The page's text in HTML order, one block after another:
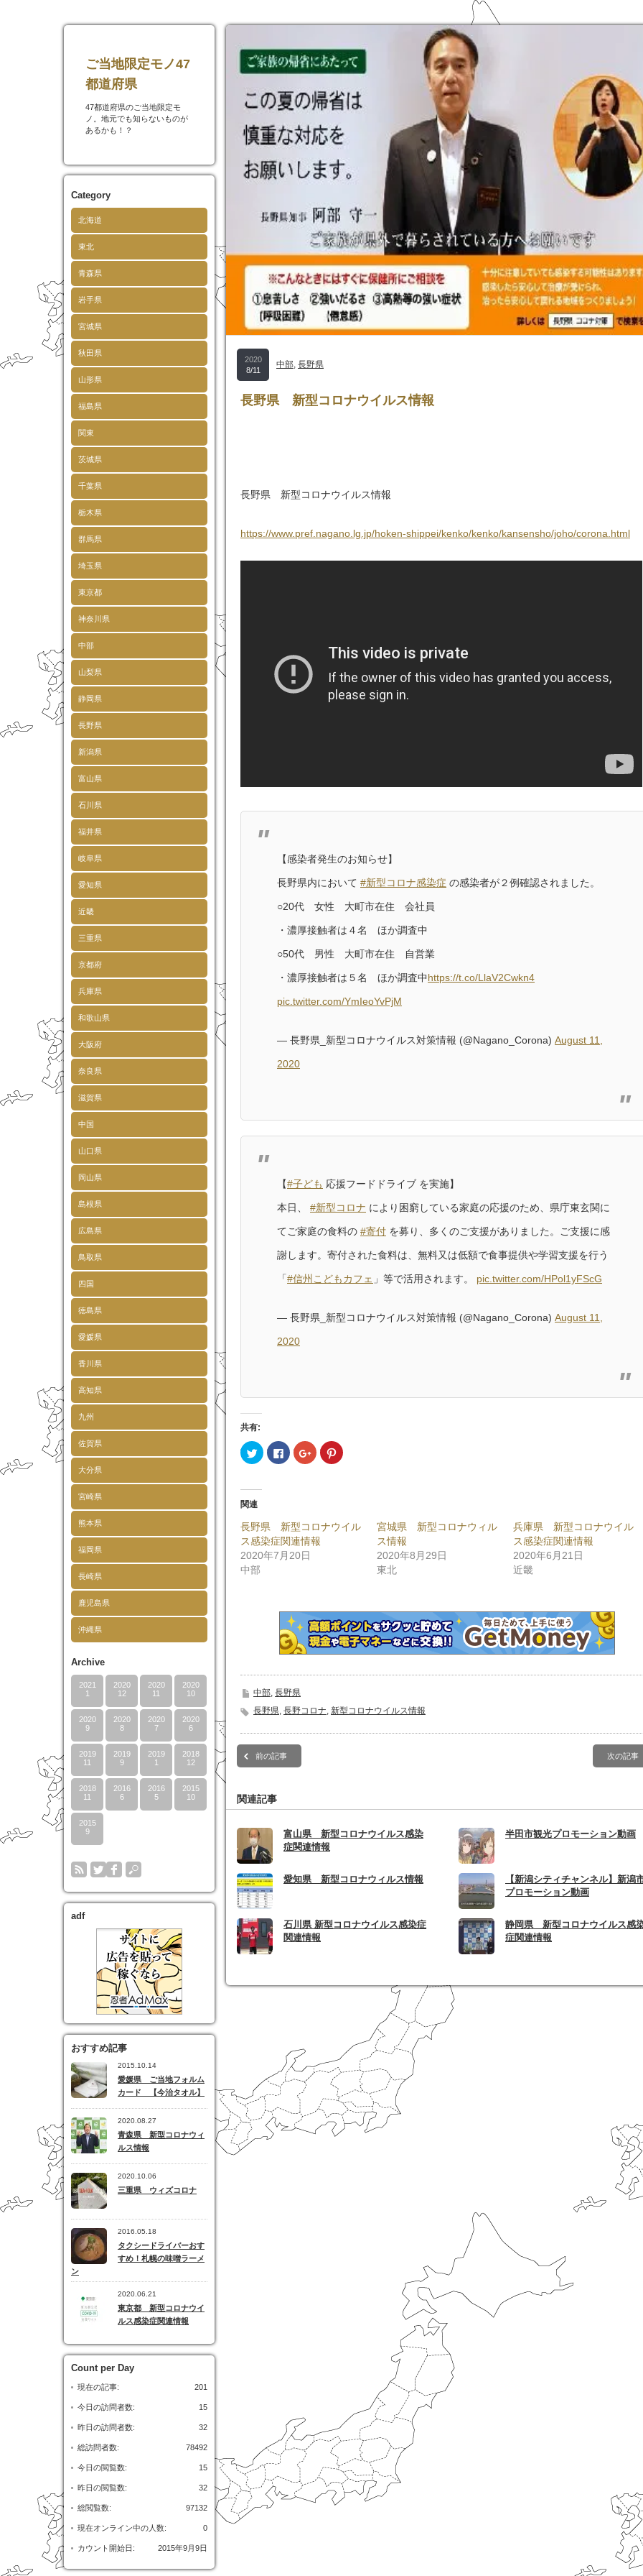
ご当地限定モノ47
都道府県
47都道府県のご当地限定モ
ノ。地元でも知らないものが
あるかも！？
Category
北海道
東北
青森県
岩手県
宮城県
秋田県
山形県
福島県
関東
茨城県
千葉県
栃木県
群馬県
埼玉県
東京都
神奈川県
中部
山梨県
静岡県
長野県
新潟県
富山県
石川県
福井県
岐阜県
愛知県
近畿
三重県
京都府
兵庫県
和歌山県
大阪府
奈良県
滋賀県
中国
山口県
岡山県
島根県
広島県
鳥取県
四国
徳島県
愛媛県
香川県
高知県
九州
佐賀県
大分県
宮崎県
熊本県
福岡県
長崎県
鹿児島県
沖縄県
Archive
2021
1
2020
12
2020
11
2020
10
2020
9
2020
8
2020
7
2020
6
2019
11
2019
9
2019
1
2018
12
2018
11
2016
6
2016
5
2015
10
2015
9
adf
おすすめ記事
2015.10.14
愛媛県 ご当地フォルム
カード 【今治タオル】
2020.08.27
青森県 新型コロナウィ
ルス情報
2020.10.06
三重県 ウィズコロナ
2016.05.18
タクシードライバーおす
すめ！札幌の味噌ラーメ
ン
2020.06.21
東京都 新型コロナウイ
ルス感染症関連情報
Count per Day
201
現在の記事:
15
今日の訪問者数:
32
昨日の訪問者数:
78492
総訪問者数:
15
今日の閲覧数:
32
昨日の閲覧数:
97132
総閲覧数:
0
現在オンライン中の人数:
2015年9月9日
カウント開始日:
2020
8/11
中部, 長野県
長野県 新型コロナウイルス情報
長野県 新型コロナウイルス情報
https://www.pref.nagano.lg.jp/hoken-shippei/kenko/kenko/kansensho/joho/corona.html
【感染者発生のお知らせ】
長野県内において #新型コロナ感染症 の感染者が２例確認されました。
○20代 女性 大町市在住 会社員
・濃厚接触者は４名 ほか調査中
○50代 男性 大町市在住 自営業
・濃厚接触者は５名 ほか調査中https://t.co/LlaV2Cwkn4
pic.twitter.com/YmIeoYvPjM
— 長野県_新型コロナウイルス対策情報 (@Nagano_Corona) August 11,
2020
【#子ども 応援フードドライブ を実施】
本日、 #新型コロナ により困窮している家庭の応援のため、県庁東玄関に
てご家庭の食料の #寄付 を募り、多くのご支援がありました。ご支援に感
謝します。寄付された食料は、無料又は低額で食事提供や学習支援を行う
「#信州こどもカフェ 」等で活用されます。 pic.twitter.com/HPol1yFScG
— 長野県_新型コロナウイルス対策情報 (@Nagano_Corona) August 11,
2020
共有:
ク
リ
て
有
(新
し
い
ウ
ィ
Facebook
で
リ
ッ
ク
し
て
し
い
ウ
ィ
ン
ド
で
き
ま
す)
ク
リ
有
(新
し
開
き
ま
す)
ク
リ
有
開
き
ま
す)
関連
長野県 新型コロナウイル
ス感染症関連情報
2020年7月20日
中部
宮城県 新型コロナウィル
ス情報
2020年8月29日
東北
兵庫県 新型コロナウイル
ス感染症関連情報
2020年6月21日
近畿
中部, 長野県
長野県, 長野コロナ, 新型コロナウイルス情報
前の記事 次の記事
関連記事
富山県 新型コロナウイルス感染
症関連情報
半田市観光プロモーション動画
愛知県 新型コロナウィルス情報
【新潟シティチャンネル】新潟
プロモーション動画
石川県 新型コロナウイルス感染症
関連情報
静岡県 新型コロナウイルス感
症関連情報